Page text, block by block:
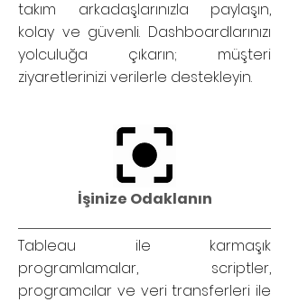
takım arkadaşlarınızla paylaşın,
kolay ve güvenli. Dashboardlarınızı
yolculuğa çıkarın; müşteri
ziyaretlerinizi verilerle destekleyin.
İşinize Odaklanın
Tableau ile karmaşık
programlamalar, scriptler,
programcılar ve veri transferleri ile